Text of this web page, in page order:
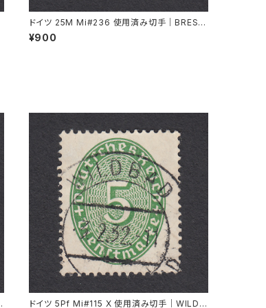
ドイツ 25M Mi#236 使用済み切手｜BRESL
AU 8.6.1923
¥900
ドイツ 5Pf Mi#115 X 使用済み切手｜WILDB